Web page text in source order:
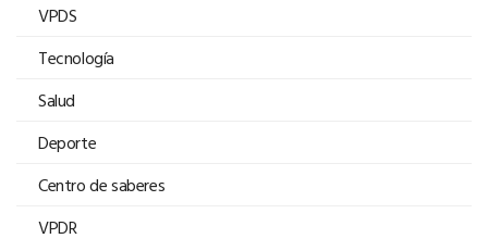
VPDS
Tecnología
Salud
Deporte
Centro de saberes
VPDR